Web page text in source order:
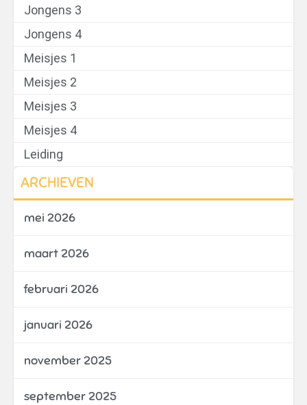
Jongens 3
Jongens 4
Meisjes 1
Meisjes 2
Meisjes 3
Meisjes 4
Leiding
ARCHIEVEN
mei 2026
maart 2026
februari 2026
januari 2026
november 2025
september 2025